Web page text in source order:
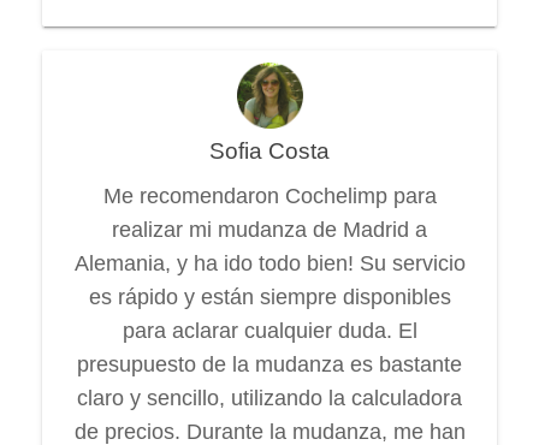
Sofia Costa
Me recomendaron Cochelimp para
realizar mi mudanza de Madrid a
Alemania, y ha ido todo bien! Su servicio
es rápido y están siempre disponibles
para aclarar cualquier duda. El
presupuesto de la mudanza es bastante
claro y sencillo, utilizando la calculadora
de precios. Durante la mudanza, me han